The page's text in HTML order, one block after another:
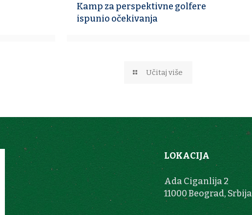
Kamp za perspektivne golfere
ispunio očekivanja
Učitaj više
LOKACIJA
Ada Ciganlija 2
11000 Beograd, Srbija